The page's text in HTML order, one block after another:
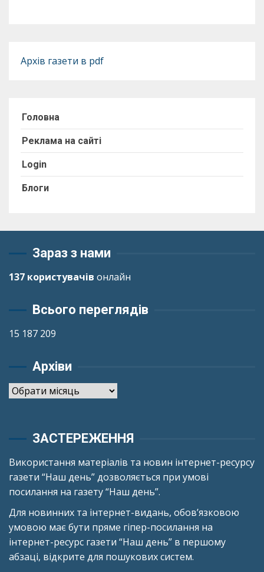
Архів газети в pdf
Головна
Реклама на сайті
Login
Блоги
Зараз з нами
137 користувачів онлайн
Всього переглядів
15 187 209
Архіви
Архіви
ЗАСТЕРЕЖЕННЯ
Використання матеріалів та новин інтернет-ресурсу
газети “Наш день” дозволяється при умові
посилання на газету “Наш день”.
Для новинних та інтернет-видань, обов’язковою
умовою має бути пряме гіпер-посилання на
інтернет-ресурс газети “Наш день” в першому
абзаці, відкрите для пошукових систем.